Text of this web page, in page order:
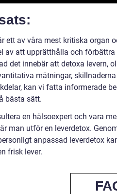
ett av våra mest kritiska organ
av att upprätthålla och
det innebär att detoxa levern,
mätningar,
kan vi fatta informerade
bästa sätt.
en hälsoexpert och vara
man utför en leverdetox.
anpassad leverdetox
frisk lever.